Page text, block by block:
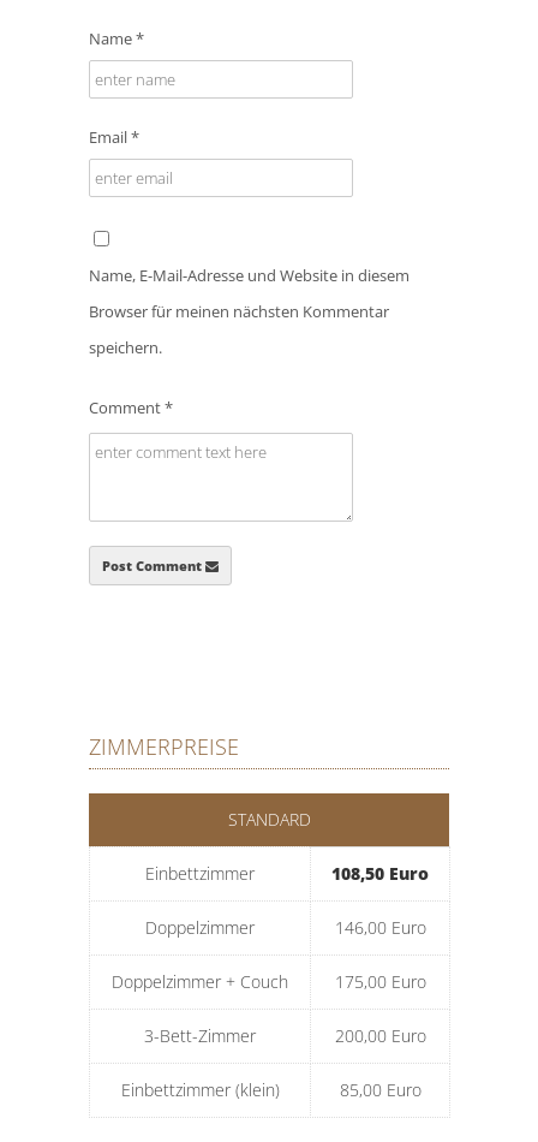
Name *
Email *
Name, E-Mail-Adresse und Website in diesem
Browser für meinen nächsten Kommentar
speichern.
Comment *
Post Comment
ZIMMERPREISE
STANDARD
Einbettzimmer 108,50 Euro
Doppelzimmer 146,00 Euro
Doppelzimmer + Couch 175,00 Euro
3-Bett-Zimmer 200,00 Euro
Einbettzimmer (klein) 85,00 Euro